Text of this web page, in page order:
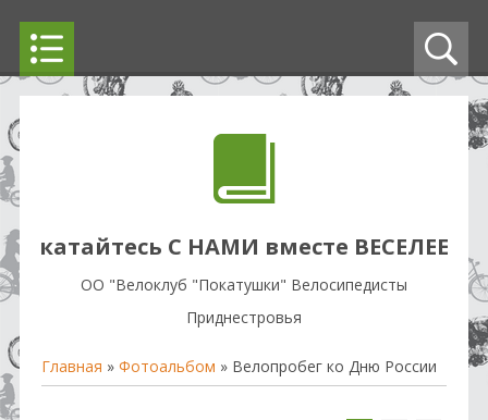
катайтесь С НАМИ вместе ВЕСЕЛЕЕ
OO "Велоклуб "Покатушки" Велосипедисты
Приднестровья
Главная » Фотоальбом » Велопробег ко Дню России